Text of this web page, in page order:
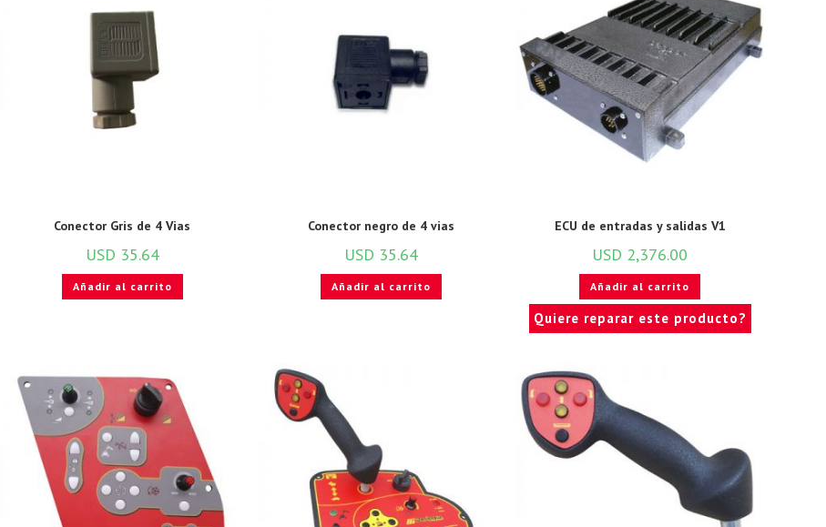
Conector Gris de 4 Vias
USD 35.64
Añadir al carrito
Conector negro de 4 vias
USD 35.64
Añadir al carrito
ECU de entradas y salidas V1
USD 2,376.00
Añadir al carrito
Quiere reparar este producto?